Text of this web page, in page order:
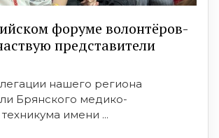
форуме волонтёров-
представители
нашего региона
Брянского медико-
имени ...